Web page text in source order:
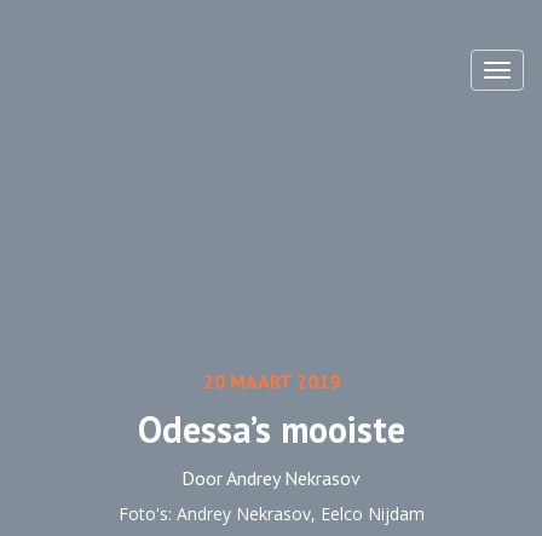
20 MAART 2019
Odessa’s mooiste
Door Andrey Nekrasov
Foto's: Andrey Nekrasov, Eelco Nijdam